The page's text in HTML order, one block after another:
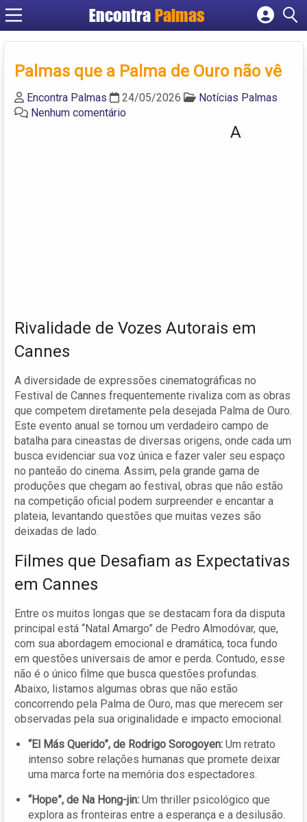
Encontra Palmas
Cadastrar empresa
Criar conta
Palmas que a Palma de Ouro não vê
Encontra Palmas 24/05/2026
Notícias Palmas
Nenhum comentário
A
Rivalidade de Vozes Autorais em
Cannes
A diversidade de expressões cinematográficas no
Festival de Cannes frequentemente rivaliza com as obras
que competem diretamente pela desejada Palma de Ouro.
Este evento anual se tornou um verdadeiro campo de
batalha para cineastas de diversas origens, onde cada um
busca evidenciar sua voz única e fazer valer seu espaço
no panteão do cinema. Assim, pela grande gama de
produções que chegam ao festival, obras que não estão
na competição oficial podem surpreender e encantar a
plateia, levantando questões que muitas vezes são
deixadas de lado.
Filmes que Desafiam as Expectativas
em Cannes
Entre os muitos longas que se destacam fora da disputa
principal está “Natal Amargo” de Pedro Almodóvar, que,
com sua abordagem emocional e dramática, toca fundo
em questões universais de amor e perda. Contudo, esse
não é o único filme que busca questões profundas.
Abaixo, listamos algumas obras que não estão
concorrendo pela Palma de Ouro, mas que merecem ser
observadas pela sua originalidade e impacto emocional.
“El Más Querido”, de Rodrigo Sorogoyen: Um retrato
intenso sobre relações humanas que promete deixar
uma marca forte na memória dos espectadores.
“Hope”, de Na Hong-jin: Um thriller psicológico que
explora as fronteiras entre a esperança e a desilusão.